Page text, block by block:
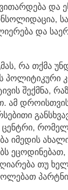
და
და
რა თქმა
პოლიტიკური
შექმნა,
ამ დროისთვის
იმედის
ეცოდინებათ,
თუ